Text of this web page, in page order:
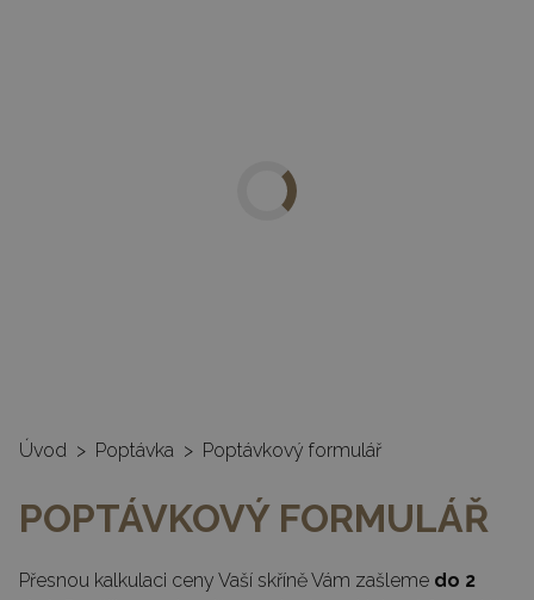
Úvod > Poptávka > Poptávkový formulář
POPTÁVKOVÝ FORMULÁŘ
Přesnou kalkulaci ceny Vaší skříně Vám zašleme do 2